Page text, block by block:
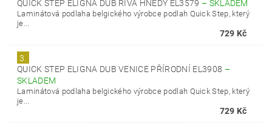
QUICK STEP ELIGNA DUB RIVA HNĚDÝ EL3579 – SKLADEM
Laminátová podlaha belgického výrobce podlah Quick Step, který
je...
729 Kč
3.
QUICK STEP ELIGNA DUB VENICE PŘÍRODNÍ EL3908 –
SKLADEM
Laminátová podlaha belgického výrobce podlah Quick Step, který
je...
729 Kč